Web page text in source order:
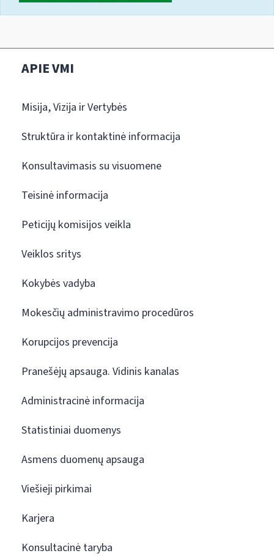
APIE VMI
Misija, Vizija ir Vertybės
Struktūra ir kontaktinė informacija
Konsultavimasis su visuomene
Teisinė informacija
Peticijų komisijos veikla
Veiklos sritys
Kokybės vadyba
Mokesčių administravimo procedūros
Korupcijos prevencija
Pranešėjų apsauga. Vidinis kanalas
Administracinė informacija
Statistiniai duomenys
Asmens duomenų apsauga
Viešieji pirkimai
Karjera
Konsultacinė taryba